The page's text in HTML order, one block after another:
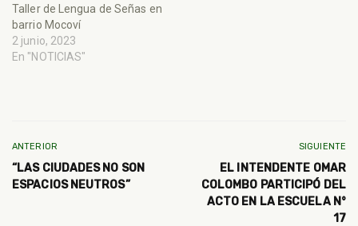
Taller de Lengua de Señas en
barrio Mocoví
2 junio, 2023
En "NOTICIAS"
ANTERIOR
“LAS CIUDADES NO SON
ESPACIOS NEUTROS”
SIGUIENTE
EL INTENDENTE OMAR
COLOMBO PARTICIPÓ DEL
ACTO EN LA ESCUELA N°
17